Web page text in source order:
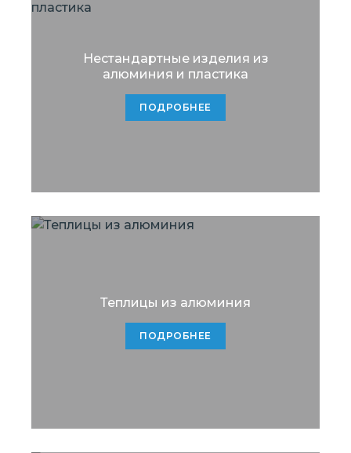
Нестандартные изделия из
алюминия и пластика
ПОДРОБНЕЕ
Теплицы из алюминия
ПОДРОБНЕЕ